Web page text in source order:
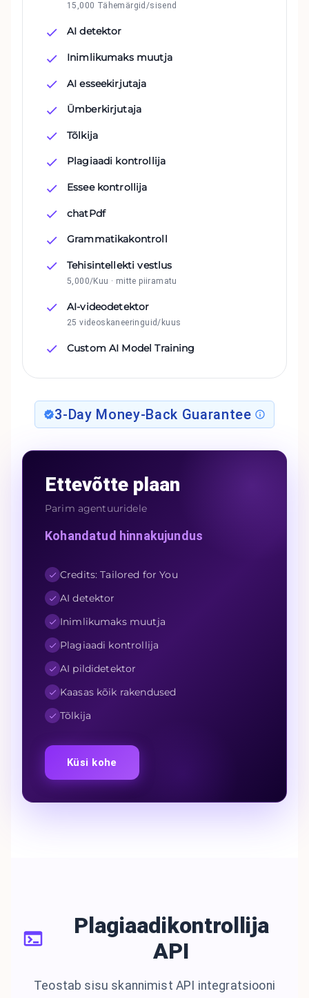
15,000 Tähemärgid/sisend
AI detektor
Inimlikumaks muutja
AI esseekirjutaja
Ümberkirjutaja
Tõlkija
Plagiaadi kontrollija
Essee kontrollija
chatPdf
Grammatikakontroll
Tehisintellekti vestlus
5,000/Kuu · mitte piiramatu
AI-videodetektor
25 videoskaneeringuid/kuus
Custom AI Model Training
3-Day Money-Back Guarantee
Ettevõtte plaan
Parim agentuuridele
Kohandatud hinnakujundus
Credits: Tailored for You
AI detektor
Inimlikumaks muutja
Plagiaadi kontrollija
AI pildidetektor
Kaasas kõik rakendused
Tõlkija
Küsi kohe
Plagiaadikontrollija
API
Teostab sisu skannimist API integratsiooni